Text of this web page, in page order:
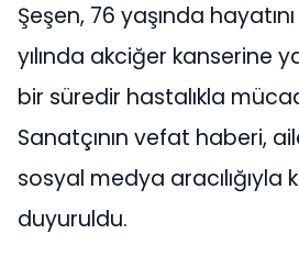
Şeşen, 76 yaşında
yılında akciğer kanserine
bir süredir hastalıkla
Sanatçının vefat haberi,
sosyal medya aracılığıyla
duyuruldu.